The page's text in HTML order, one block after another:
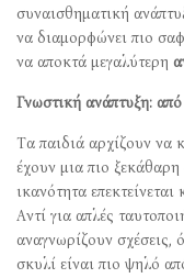
συναισθηματική
να διαμορφώνει πιο
να αποκτά μεγαλύτερη
Γνωστική ανάπτυξη:
Τα παιδιά αρχίζουν να
έχουν μια πιο
ικανότητα
Αντί για απλές
αναγνωρίζουν σχέσεις,
σκυλί είναι πιο ψηλό